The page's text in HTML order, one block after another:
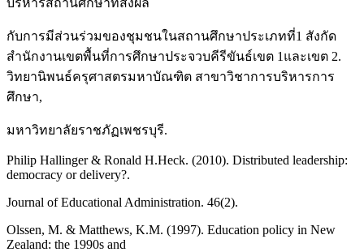
บริหารสถานศึกษาที่ส่งผล
กับการมีส่วนร่วมของชุมชนในสถานศึกษาประเภทที่1 สังกัด
สำนักงานเขตพื้นที่การศึกษาประจวบคีรีขันธ์เขต 1และเขต 2.
วิทยานิพนธ์ครุศาสตรมหาบัณฑิต สาขาวิชาการบริหารการ
ศึกษา,
มหาวิทยาลัยราชภัฏเพชรบุรี.
Philip Hallinger & Ronald H.Heck. (2010). Distributed leadership:
democracy or delivery?.
Journal of Educational Administration. 46(2).
Olssen, M. & Matthews, K.M. (1997). Education policy in New
Zealand: the 1990s and